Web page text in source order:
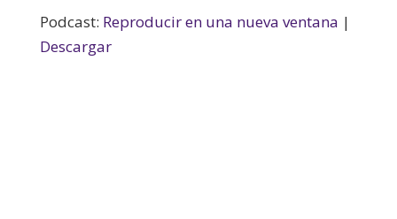
Podcast: Reproducir en una nueva ventana |
Descargar